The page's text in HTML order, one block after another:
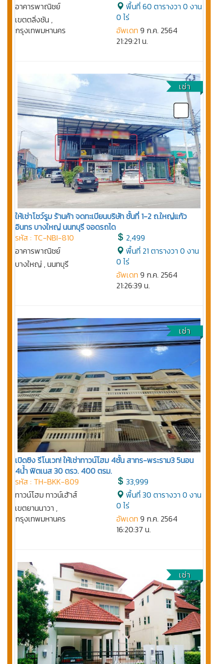
อาคารพาณิชย์
เขตตลิ่งชัน ,
กรุงเทพมหานคร
พื้นที่ 60 ตารางวา 0 งาน
0 ไร่
อัพเดท 9 ก.ค. 2564
21:29:21 น.
เช่า
ให้เช่าโชว์รูม ร้านค้า จดทะเบียนบริษัท ชั้นที่ 1-2 ถ.ใหญ่แก้ว
อินทร บางใหญ่ นนทบุรี จอดรถได
รหัส : TC-NBI-810
อาคารพาณิชย์
บางใหญ่ , นนทบุรี
2,499
พื้นที่ 21 ตารางวา 0 งาน
0 ไร่
อัพเดท 9 ก.ค. 2564
21:26:39 น.
เช่า
เปิดซิง รีโนเวท! ให้เช่าทาวน์โฮม 4ชั้น สาทร-พระราม3 5นอน
4น้ำ ฟิตเนส 30 ตรว. 400 ตรม.
รหัส : TH-BKK-809
ทาวน์โฮม ทาวน์เฮ้าส์
เขตยานนาวา ,
กรุงเทพมหานคร
33,999
พื้นที่ 30 ตารางวา 0 งาน
0 ไร่
อัพเดท 9 ก.ค. 2564
16:20:37 น.
เช่า